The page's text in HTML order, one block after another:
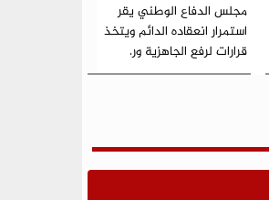
مجلس الدفاع الوطني يقر
استمرار انعقاده الدائم ويتخذ
قرارات لرفع الجاهزية ور.